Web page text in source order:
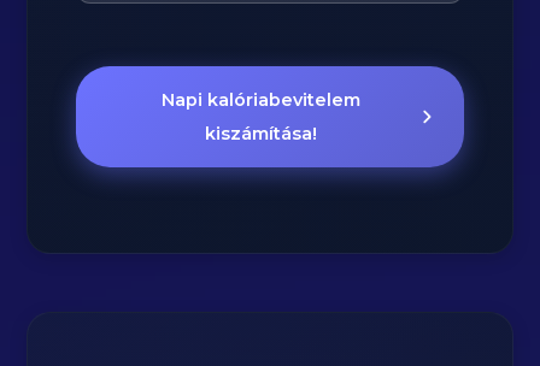
Napi kalóriabevitelem
kiszámítása!